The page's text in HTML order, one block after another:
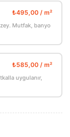
Mutfak, banyo
uygulanır,